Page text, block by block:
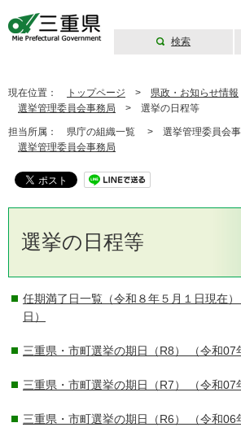
検索
現在位置： トップページ > 県政・お知らせ情報
選挙管理委員会事務局 > 選挙の日程等
担当所属： 県庁の組織一覧 > 選挙管理委員会
選挙管理委員会事務局
選挙の日程等
任期満了日一覧（令和８年５月１日現在）
日）
三重県・市町選挙の期日（R8） （令和07
三重県・市町選挙の期日（R7） （令和07
三重県・市町選挙の期日（R6） （令和06